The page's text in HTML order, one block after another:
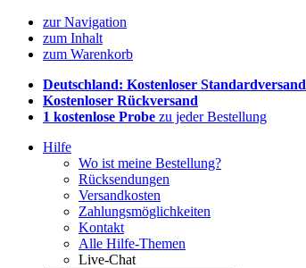
zur Navigation
zum Inhalt
zum Warenkorb
Deutschland: Kostenloser Standardversand
Kostenloser Rückversand
1 kostenlose Probe zu jeder Bestellung
Hilfe
Wo ist meine Bestellung?
Rücksendungen
Versandkosten
Zahlungsmöglichkeiten
Kontakt
Alle Hilfe-Themen
Live-Chat